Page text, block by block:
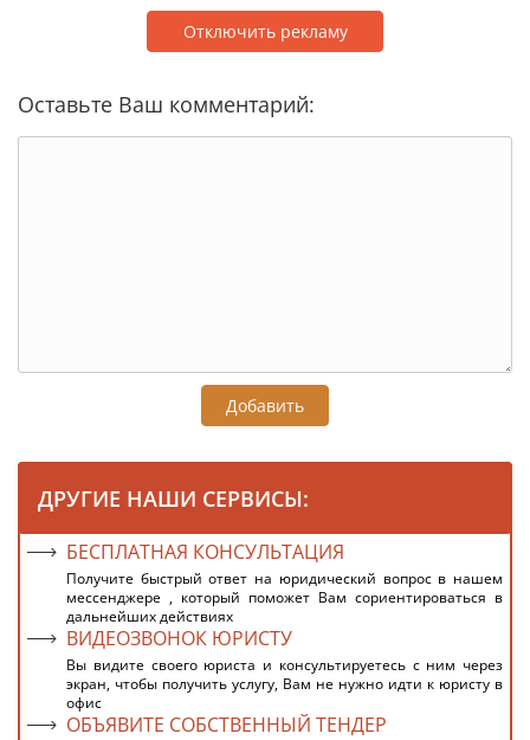
Отключить рекламу
Оставьте Ваш комментарий:
Добавить
ДРУГИЕ НАШИ СЕРВИСЫ:
БЕСПЛАТНАЯ КОНСУЛЬТАЦИЯ
Получите быстрый ответ на юридический вопрос в нашем
мессенджере , который поможет Вам сориентироваться в
дальнейших действиях
ВИДЕОЗВОНОК ЮРИСТУ
Вы видите своего юриста и консультируетесь с ним через
экран, чтобы получить услугу, Вам не нужно идти к юристу в
офис
ОБЪЯВИТЕ СОБСТВЕННЫЙ ТЕНДЕР